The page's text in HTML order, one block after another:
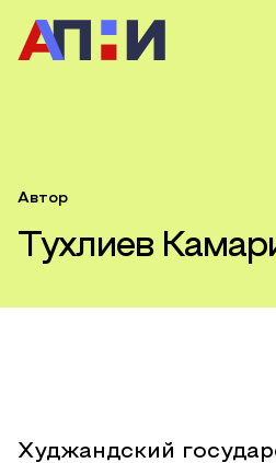
Автор
Тухлиев
Худжандский